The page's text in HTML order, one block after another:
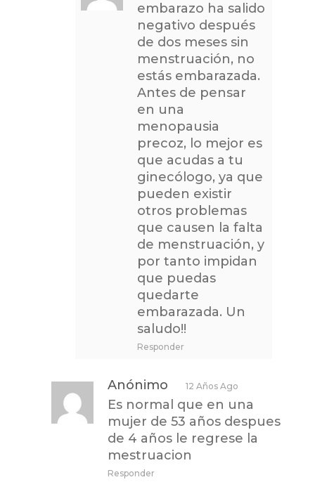
embarazo ha salido
negativo después
de dos meses sin
menstruación, no
estás embarazada.
Antes de pensar
en una
menopausia
precoz, lo mejor es
que acudas a tu
ginecólogo, ya que
pueden existir
otros problemas
que causen la falta
de menstruación, y
por tanto impidan
que puedas
quedarte
embarazada. Un
saludo!!
Responder
Anónimo 12 Años Ago
Es normal que en una
mujer de 53 años despues
de 4 años le regrese la
mestruacion
Responder